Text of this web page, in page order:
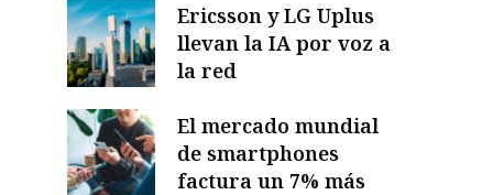
Ericsson y LG Uplus
llevan la IA por voz a
la red
El mercado mundial
de smartphones
factura un 7% más